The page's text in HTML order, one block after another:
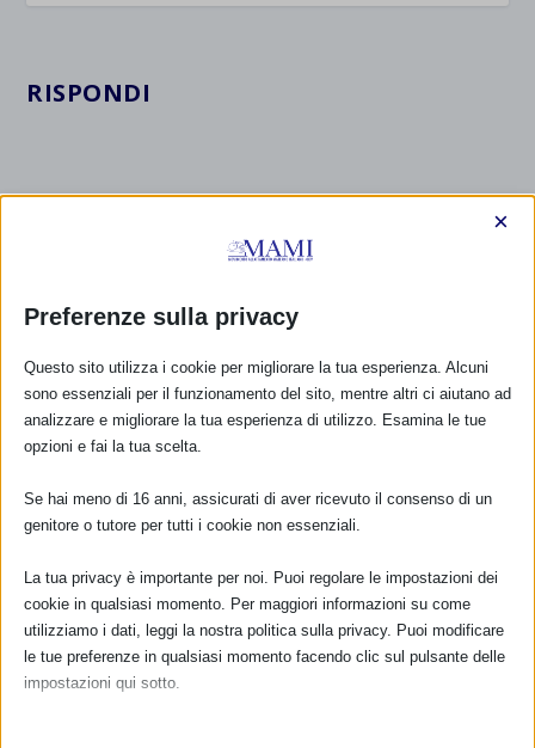
RISPONDI
Preferenze sulla privacy
×
Questo sito utilizza i cookie per migliorare la tua esperienza. Alcuni
sono essenziali per il funzionamento del sito, mentre altri ci aiutano ad
analizzare e migliorare la tua esperienza di utilizzo. Esamina le tue
opzioni e fai la tua scelta.
Se hai meno di 16 anni, assicurati di aver ricevuto il consenso di un
genitore o tutore per tutti i cookie non essenziali.
La tua privacy è importante per noi. Puoi regolare le impostazioni dei
cookie in qualsiasi momento. Per maggiori informazioni su come
utilizziamo i dati, leggi la nostra politica sulla privacy. Puoi modificare
le tue preferenze in qualsiasi momento facendo clic sul pulsante delle
impostazioni qui sotto.